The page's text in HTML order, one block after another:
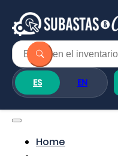
ES EN
Home